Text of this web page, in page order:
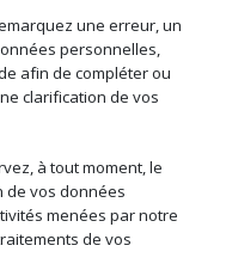
une erreur, un
personnelles,
afin de compléter ou
clarification de vos
à tout moment, le
de vos données
menées par notre
de vos